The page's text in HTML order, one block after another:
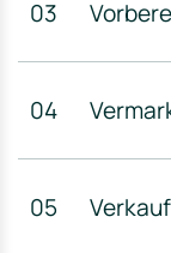
03
04
05 Verkauf